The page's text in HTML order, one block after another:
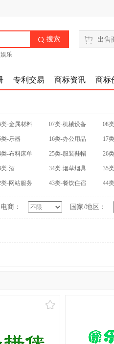
 搜索
乐
出售
专利交易 商标资讯 商标
类-金属材料 07类-机械设备 08
类-乐器 16类-办公用品 17
类-布料床单 25类-服装鞋帽 26
类-酒 34类-烟草烟具 35
类-网站服务 43类-餐饮住宿 44
商： 国家/地区：